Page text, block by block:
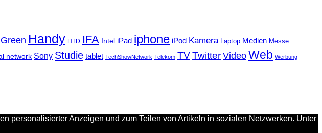
Green Handy HTD IFA Intel iPad iphone iPod Kamera Laptop Medien Messe
network Sony Studie tablet TechShowNetwork Telekom TVTwitter Video Web Werbung
personalisierter Anzeigen und zum Teilen von Artikeln in sozialen Netzwerken. Unter